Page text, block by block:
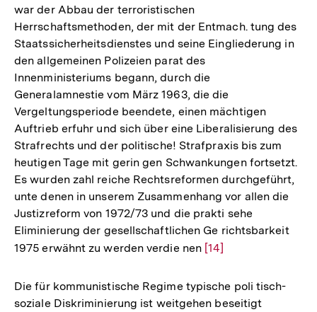
war der Abbau der terroristischen
Herrschaftsmethoden, der mit der Entmach. tung des
Staatssicherheitsdienstes und seine Eingliederung in
den allgemeinen Polizeien parat des
Innenministeriums begann, durch die
Generalamnestie vom März 1963, die die
Vergeltungsperiode beendete, einen mächtigen
Auftrieb erfuhr und sich über eine Liberalisierung des
Strafrechts und der politische! Strafpraxis bis zum
heutigen Tage mit gerin gen Schwankungen fortsetzt.
Es wurden zahl reiche Rechtsreformen durchgeführt,
unte denen in unserem Zusammenhang vor allen die
Justizreform von 1972/73 und die prakti sehe
Eliminierung der gesellschaftlichen Ge richtsbarkeit
1975 erwähnt zu werden verdie nen Zur
der
Fußnote
[14]
Die für kommunistische Regime typische poli tisch-
soziale Diskriminierung ist weitgehen beseitigt